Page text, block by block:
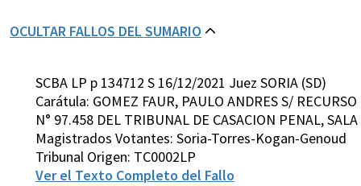
OCULTAR FALLOS DEL SUMARIO
SCBA LP p 134712 S 16/12/2021 Juez SORIA (SD)
Carátula: GOMEZ FAUR, PAULO ANDRES S/
N° 97.458 DEL TRIBUNAL DE CASACION PENAL,
Magistrados Votantes: Soria-Torres-Kogan-Genoud
Tribunal Origen: TC0002LP
Ver el Texto Completo del Fallo